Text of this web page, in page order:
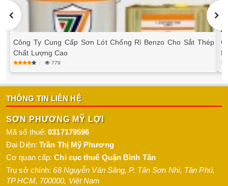
Công Ty Cung Cấp Sơn Lót Chống Rỉ Benzo Cho Sắt Thép
Chất Lượng Cao
779
THÔNG TIN LIÊN HỆ
SƠN PHƯƠNG MỸ LỢI
Mã số thuế:0317179596
Đại Diện: Trần Thị Mỹ Phương
Cơ quan cấp:Chi cục thuế Quận Bình Tân
Trụ sở chính:68 Nguyễn Văn Săng, P. Tân Sơn Nhì, Tân Phú,
TP HCM, 700000, Việt Nam